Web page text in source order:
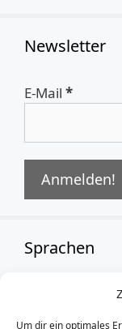
Um dir ein optimales
Newsletter
E-Mail *
Sprachen